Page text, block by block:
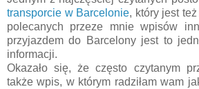
transporcie w Barcelonie, który jest
polecanych przeze mnie wpisów
przyjazdem do Barcelony jest to
informacji.
Okazało się, że często czytanym
także wpis, w którym radziłam wam